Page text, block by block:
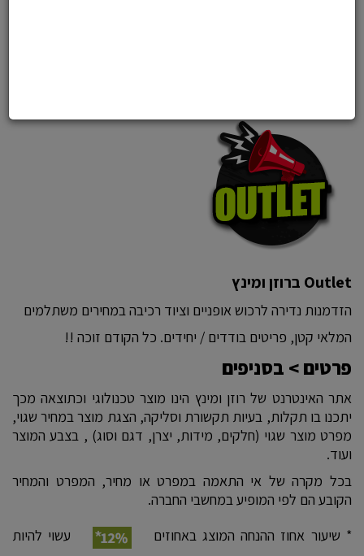
Outlet ברוזן ומינץ
הזדמנות נדירה לרכוש אופניים וציוד רכיבה במחירים משתלמים
המלאי קטן, פריטים בודדים / יחידים. כל הקודם זוכה !!
פרטים > בסניפים
אתר האינטרנט של רוזן ומינץ הינו מוצר טכנולוגי וכתוצאה מכך
יתכנו בו תקלות, בעיות תקשורת וסליקה, הצגת מוצר במחיר שגוי,
מפרט מוצר שגוי (חלקים, מידות, יצרן, דגם וסוג) , בצבע המוצר
ועוד.
בכל מקרה של אי התאמה במפרט או מחיר, המפרט והמחיר
הקובע הם לפי המופיע במחשבי החברה.
* שיעור אחוז ההנחה המוצג באחוזים
עשוי להיות